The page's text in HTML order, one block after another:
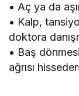
• Aç ya da
• Kalp,
doktora
• Baş
ağrısı